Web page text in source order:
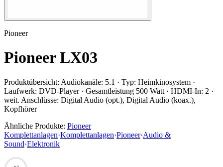
Pioneer
Pioneer LX03
Produktübersicht: Audiokanäle: 5.1 · Typ: Heimkinosystem ·
Laufwerk: DVD-Player · Gesamtleistung 500 Watt · HDMI-In: 2 ·
weit. Anschlüsse: Digital Audio (opt.), Digital Audio (koax.),
Kopfhörer
Ähnliche Produkte: Pioneer
Komplettanlagen·Komplettanlagen·Pioneer·Audio &
Sound·Elektronik